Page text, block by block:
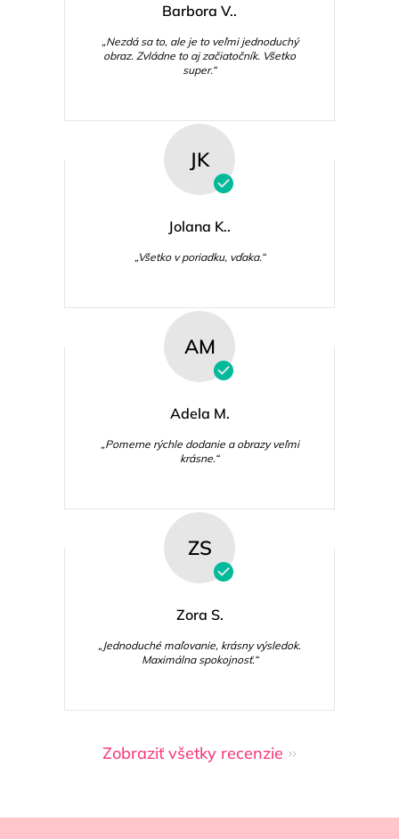
Barbora V..
„Nezdá sa to, ale je to veľmi jednoduchý
obraz. Zvládne to aj začiatočník. Všetko
super.“
JK
Jolana K..
„Všetko v poriadku, vďaka.“
AM
Adela M.
„Pomerne rýchle dodanie a obrazy veľmi
krásne.“
ZS
Zora S.
„Jednoduché maľovanie, krásny výsledok.
Maximálna spokojnosť.“
Zobraziť všetky recenzie